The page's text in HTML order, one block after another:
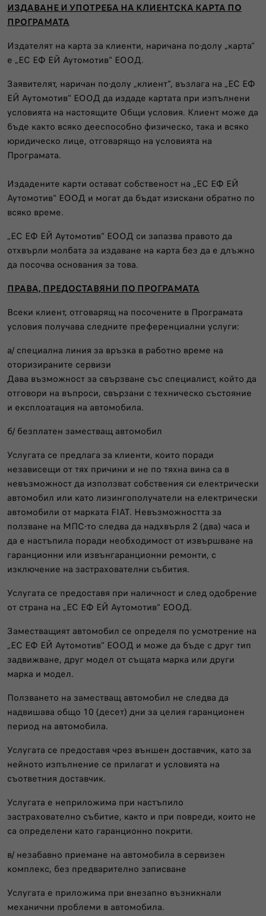
ИЗДАВАНЕ И УПОТРЕБА НА КЛИЕНТСКА КАРТА ПО
ПРОГРАМАТА
Издателят на карта за клиенти, наричана по-долу „карта“
е „ЕС ЕФ ЕЙ Аутомотив“ ЕООД.
Заявителят, наричан по-долу „клиент“, възлага на „ЕС ЕФ
ЕЙ Аутомотив“ ЕООД да издаде картата при изпълнени
условията на настоящите Общи условия. Клиент може да
бъде както всяко дееспособно физическо, така и всяко
юридическо лице, отговарящо на условията на
Програмата.
Издадените карти остават собственост на „ЕС ЕФ ЕЙ
Аутомотив“ ЕООД и могат да бъдат изискани обратно по
всяко време.
„ЕС ЕФ ЕЙ Аутомотив“ ЕООД си запазва правото да
отхвърли молбата за издаване на карта без да е длъжно
да посочва основания за това.
ПРАВА, ПРЕДОСТАВЯНИ ПО ПРОГРАМАТА
Всеки клиент, отговарящ на посочените в Програмата
условия получава следните преференциални услуги:
а/ специална линия за връзка в работно време на
оторизираните сервизи
Дава възможност за свързване със специалист, който да
отговори на въпроси, свързани с техническо състояние
и експлоатация на автомобила.
б/ безплатен заместващ автомобил
Услугата се предлага за клиенти, които поради
независещи от тях причини и не по тяхна вина са в
невъзможност да използват собствения си електрически
автомобил или като лизингополучатели на електрически
автомобили от марката FIAT. Невъзможността за
ползване на МПС-то следва да надхвърля 2 (два) часа и
да е настъпила поради необходимост от извършване на
гаранционни или извънгаранционни ремонти, с
изключение на застрахователни събития.
Услугата се предоставя при наличност и след одобрение
от страна на „ЕС ЕФ ЕЙ Аутомотив“ ЕООД.
Заместващият автомобил се определя по усмотрение на
„ЕС ЕФ ЕЙ Аутомотив“ ЕООД и може да бъде с друг тип
задвижване, друг модел от същата марка или други
марка и модел.
Ползването на заместващ автомобил не следва да
надвишава общо 10 (десет) дни за целия гаранционен
период на автомобила.
Услугата се предоставя чрез външен доставчик, като за
нейното изпълнение се прилагат и условията на
съответния доставчик.
Услугата е неприложима при настъпило
застрахователно събитие, както и при повреди, които не
са определени като гаранционно покрити.
в/ незабавно приемане на автомобила в сервизен
комплекс, без предварително записване
Услугата е приложима при внезапно възникнали
механични проблеми в автомобила.